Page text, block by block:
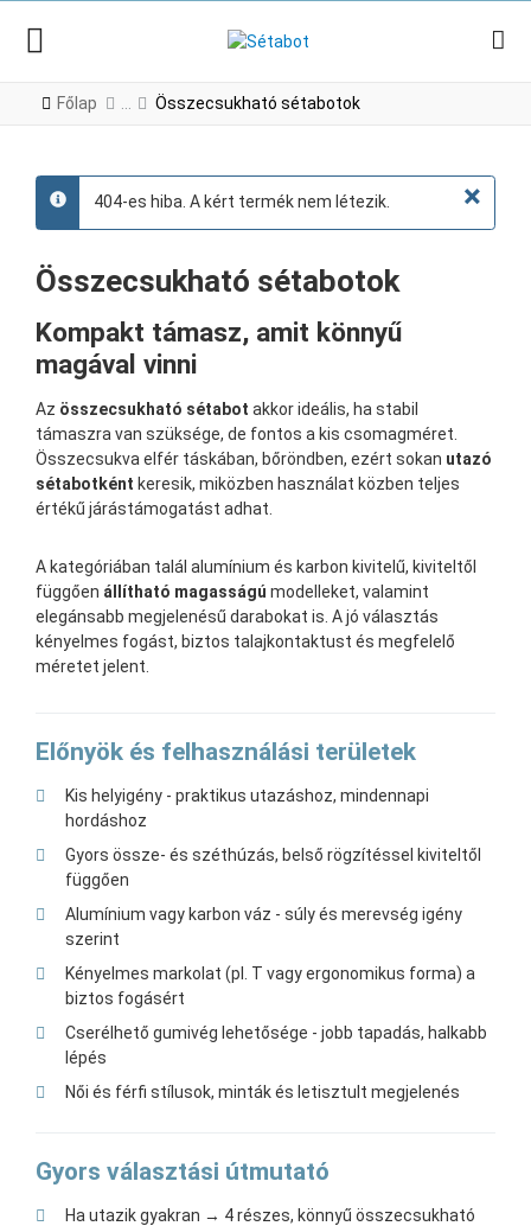
Főlap Összecsukható sétabotok
×
info
404-es hiba. A kért termék nem létezik.
Összecsukható sétabotok
Kompakt támasz, amit könnyű
magával vinni
Az összecsukható sétabot akkor ideális, ha stabil
támaszra van szüksége, de fontos a kis csomagméret.
Összecsukva elfér táskában, bőröndben, ezért sokan utazó
sétabotként keresik, miközben használat közben teljes
értékű járástámogatást adhat.
A kategóriában talál alumínium és karbon kivitelű, kiviteltől
függően állítható magasságú modelleket, valamint
elegánsabb megjelenésű darabokat is. A jó választás
kényelmes fogást, biztos talajkontaktust és megfelelő
méretet jelent.
Előnyök és felhasználási területek
Kis helyigény - praktikus utazáshoz, mindennapi
hordáshoz
Gyors össze- és széthúzás, belső rögzítéssel kiviteltől
függően
Alumínium vagy karbon váz - súly és merevség igény
szerint
Kényelmes markolat (pl. T vagy ergonomikus forma) a
biztos fogásért
Cserélhető gumivég lehetősége - jobb tapadás, halkabb
lépés
Női és férfi stílusok, minták és letisztult megjelenés
Gyors választási útmutató
Ha utazik gyakran → 4 részes, könnyű összecsukható